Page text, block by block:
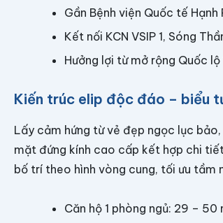
Gần Bệnh viện Quốc tế
Kết nối KCN VSIP 1, Sóng
Hưởng lợi từ mở rộng Quốc
Kiến trúc elip độc đáo – biểu
Lấy cảm hứng từ vẻ đẹp ngọc lục
mặt đứng kính cao cấp kết hợp chi
bố trí theo hình vòng cung, tối ưu tầm
Căn hộ 1 phòng ngủ: 29 – 50